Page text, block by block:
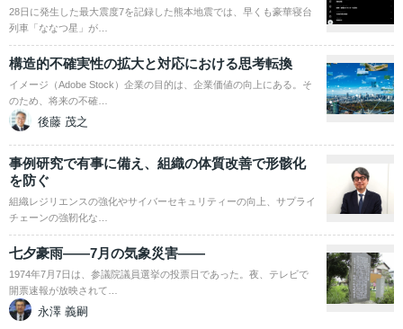
28日に発生した最大震度7を記録した熊本地震では、早くも豪華寝台
列車「ななつ星」が…
構造的不確実性の拡大と対応における思考転換
イメージ（Adobe Stock）企業の目的は、企業価値の向上にある。そ
のため、将来の不確…
後藤 茂之
事例研究で有事に備え、組織の体質改善で形骸化
を防ぐ
組織レジリエンスの強化やサイバーセキュリティーの向上、サプライ
チェーンの強靭化な…
七夕豪雨――7月の気象災害――
1974年7月7日は、参議院議員選挙の投票日であった。夜、テレビで
開票速報が放映されて…
永澤 義嗣